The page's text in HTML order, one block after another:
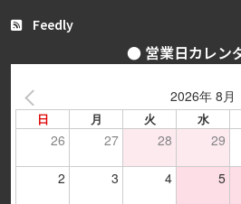
Feedly
● 営業日カレン
2026年 8月
日 月 火 水
26 27 28 29
2 3 4 5